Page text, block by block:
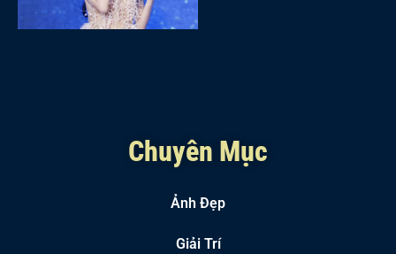
Chuyên Mục
Ảnh Đẹp
Giải Trí